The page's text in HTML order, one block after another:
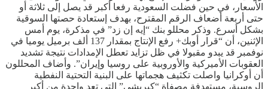
الأسعار، في حين فضلت السعودية رفعا أكبر قد يصل إلى ثلاثة أو
حتى أربعة أضعاف الرقم المقترح، بهدف إستعادة حصتها السوقية
بشكل أسرع. وذكر محللو بنك “إيه إن زد” في مذكرة، يوم أمس
الإثنين، أن “قرار أوبك+ رفع الإنتاج بمقدار 137 ألف برميل يوميا في
نوفمبر قد يبدو مقبولا في ظل تزايد تعطل الإمدادات نتيجة تشديد
العقوبات الأميركية والأوروبية على روسيا وإيران”. وأضاف المحللون
أن أوكرانيا واصلت تكثيف هجماتها على البنية التحتية النفطية
الروسية، مستهدفة مصفاة “كيريشي” التي تعد واحدة من أكبر